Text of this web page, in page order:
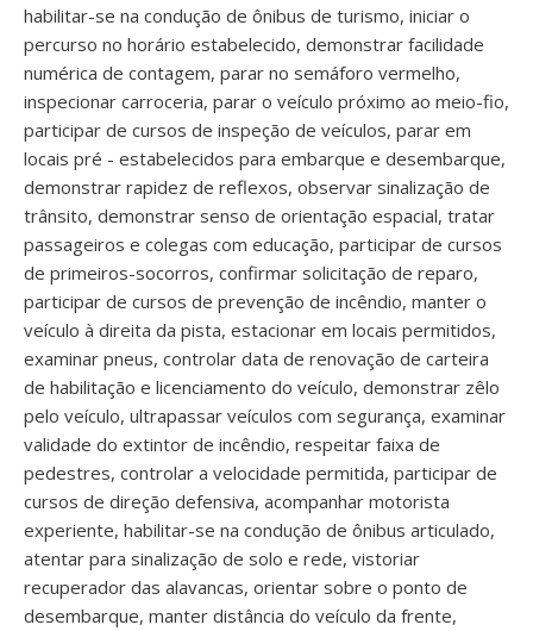
habilitar-se na condução de ônibus de turismo, iniciar o
percurso no horário estabelecido, demonstrar facilidade
numérica de contagem, parar no semáforo vermelho,
inspecionar carroceria, parar o veículo próximo ao meio-fio,
participar de cursos de inspeção de veículos, parar em
locais pré - estabelecidos para embarque e desembarque,
demonstrar rapidez de reflexos, observar sinalização de
trânsito, demonstrar senso de orientação espacial, tratar
passageiros e colegas com educação, participar de cursos
de primeiros-socorros, confirmar solicitação de reparo,
participar de cursos de prevenção de incêndio, manter o
veículo à direita da pista, estacionar em locais permitidos,
examinar pneus, controlar data de renovação de carteira
de habilitação e licenciamento do veículo, demonstrar zêlo
pelo veículo, ultrapassar veículos com segurança, examinar
validade do extintor de incêndio, respeitar faixa de
pedestres, controlar a velocidade permitida, participar de
cursos de direção defensiva, acompanhar motorista
experiente, habilitar-se na condução de ônibus articulado,
atentar para sinalização de solo e rede, vistoriar
recuperador das alavancas, orientar sobre o ponto de
desembarque, manter distância do veículo da frente,